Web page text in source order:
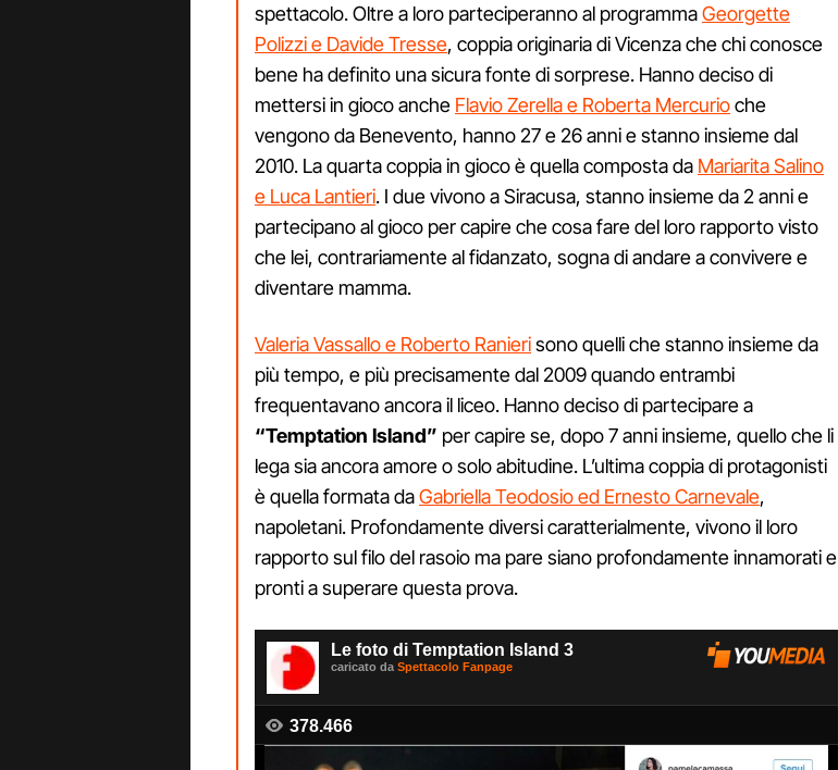
spettacolo. Oltre a loro parteciperanno al programmaGeorgette
Polizzi e Davide Tresse, coppia originaria di Vicenza che chi conosce
bene ha definito una sicura fonte di sorprese. Hanno deciso di
mettersi in gioco anche Flavio Zerella e Roberta Mercurioche
vengono da Benevento, hanno 27 e 26 anni e stanno insieme dal
2010. La quarta coppia in gioco è quella composta da Mariarita Salino
e Luca Lantieri. I due vivono a Siracusa, stanno insieme da 2 anni e
partecipano al gioco per capire che cosa fare del loro rapporto visto
che lei, contrariamente al fidanzato, sogna di andare a convivere e
diventare mamma.
Valeria Vassallo e Roberto Ranierisono quelli che stanno insieme da
più tempo, e più precisamente dal 2009 quando entrambi
frequentavano ancora il liceo. Hanno deciso di partecipare a
“Temptation Island” per capire se, dopo 7 anni insieme, quello che li
lega sia ancora amore o solo abitudine. L’ultima coppia di protagonisti
è quella formata daGabriella Teodosio ed Ernesto Carnevale,
napoletani. Profondamente diversi caratterialmente, vivono il loro
rapporto sul filo del rasoio ma pare siano profondamente innamorati e
pronti a superare questa prova.